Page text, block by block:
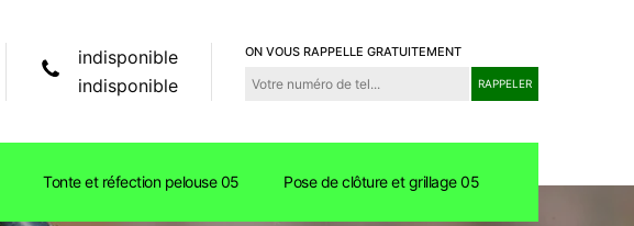
indisponible
indisponible
ON VOUS RAPPELLE GRATUITEMENT
Tonte et réfection pelouse 05 Pose de clôture et grillage 05